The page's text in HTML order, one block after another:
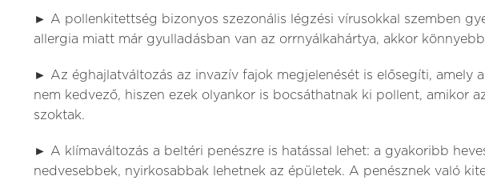
► A pollenkitettség bizonyos szezonális légzési vírusokkal szemben
allergia miatt már gyulladásban van az orrnyálkahártya, akkor
► Az éghajlatváltozás az invazív fajok megjelenését is elősegíti, amely
nem kedvező, hiszen ezek olyankor is bocsáthatnak ki pollent, amikor
szoktak.
► A klímaváltozás a beltéri penészre is hatással lehet: a gyakoribb
nedvesebbek, nyirkosabbak lehetnek az épületek. A penésznek való